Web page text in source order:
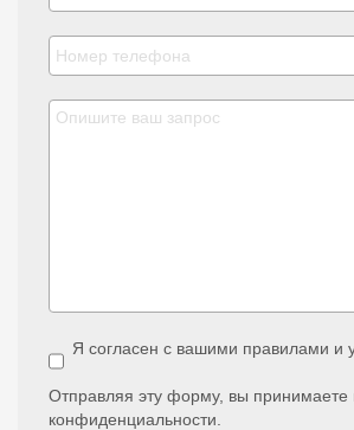
Я согласен с вашими правилами и
Отправляя эту форму, вы принимаете
конфиденциальности.